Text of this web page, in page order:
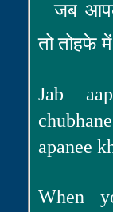
जब
तो तोहफे
Jab
apanee
When